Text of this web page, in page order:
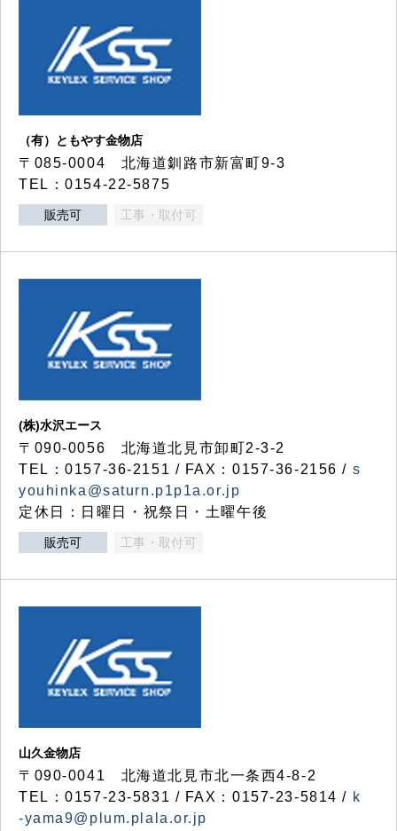
（有）ともやす金物店
〒085-0004 北海道釧路市新富町9-3
TEL：0154-22-5875
販売可 工事・取付可
(株)水沢エース
〒090-0056 北海道北見市卸町2-3-2
TEL：0157-36-2151 / FAX：0157-36-2156 / s
youhinka@saturn.p1p1a.or.jp
定休日：日曜日・祝祭日・土曜午後
販売可 工事・取付可
山久金物店
〒090-0041 北海道北見市北一条西4-8-2
TEL：0157-23-5831 / FAX：0157-23-5814 / k
-yama9@plum.plala.or.jp